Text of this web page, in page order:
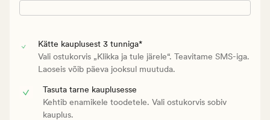
Kätte kauplusest 3 tunniga*
Vali ostukorvis „Klikka ja tule järele“. Teavitame SMS-iga.
Laoseis võib päeva jooksul muutuda.
Tasuta tarne kauplusesse
Kehtib enamikele toodetele. Vali ostukorvis sobiv
kauplus.